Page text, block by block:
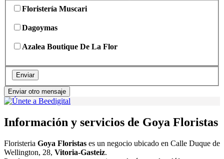
Floristería Muscari
Dagoymas
Azalea Boutique De La Flor
Enviar
Enviar otro mensaje
Información y servicios de Goya Floristas
Floristeria Goya Floristas es un negocio ubicado en Calle Duque de
Wellington, 28, Vitoria-Gasteiz.